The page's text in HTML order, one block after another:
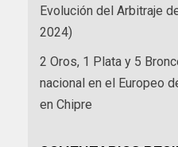
Evolución del Arbitraje
2024)
2 Oros, 1 Plata y 5
nacional en el Europeo
en Chipre